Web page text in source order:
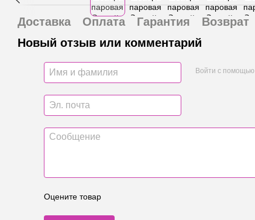
Доставка Оплата Гарантия
Возврат
Новый отзыв или комментарий
Войти с помощью
Оцените товар